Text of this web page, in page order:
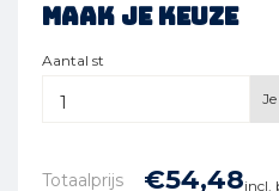
Maak je keuze
Aantal st
Totaalprijs €54,48incl.